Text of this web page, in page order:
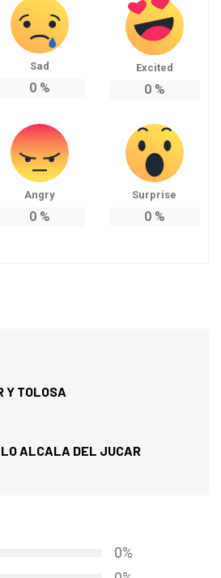
Sad
0%
Excited
0%
Angry
0%
Surprise
0%
Y TOLOSA
ALCALA DEL JUCAR
0%